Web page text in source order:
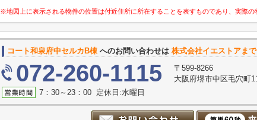
※地図上に表示される物件の位置は付近住所に所在することを表すものであり、実際の
コート和泉府中セルカB棟 へのお問い合わせは 株式会社イエストアまで
072-260-1115
〒599-8266
大阪府堺市中区毛穴町
7：30～23：00 定休日:水曜日